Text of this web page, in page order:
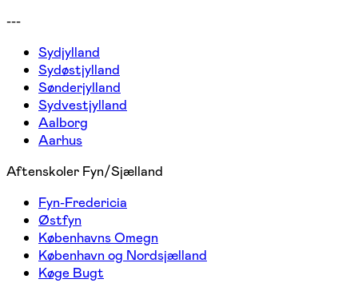
---
Sydjylland
Sydøstjylland
Sønderjylland
Sydvestjylland
Aalborg
Aarhus
Aftenskoler Fyn/Sjælland
Fyn-Fredericia
Østfyn
Københavns Omegn
København og Nordsjælland
Køge Bugt